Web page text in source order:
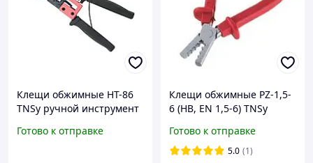
Клещи обжимные HT-86
TNSy ручной инструмент
Готово к отправке
Клещи обжимные PZ-1,5-
6 (HB, EN 1,5-6) TNSy
обжима контактов
Готово к отправке
5.0 (1)